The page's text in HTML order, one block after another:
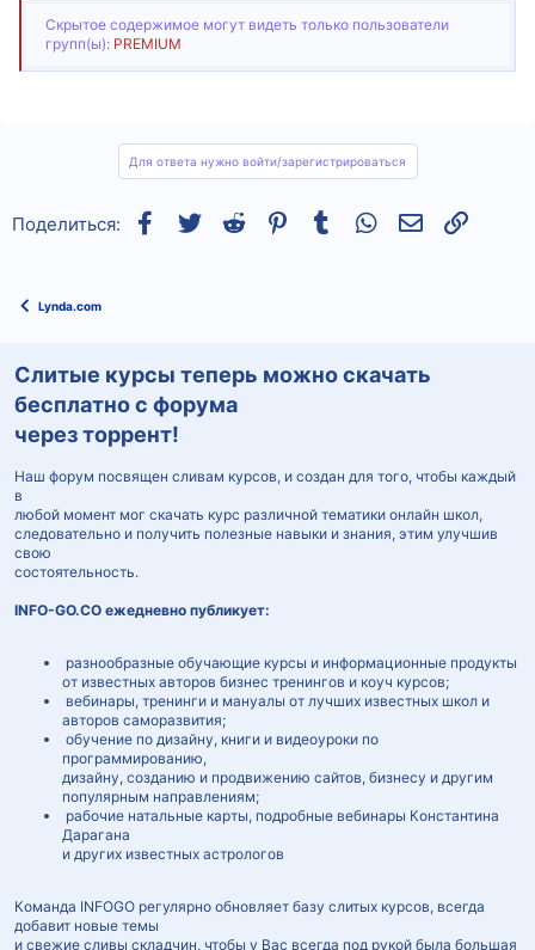
Скрытое содержимое могут видеть только пользователи
групп(ы): PREMIUM
Для ответа нужно войти/зарегистрироваться
Поделиться: Facebook
TwitterReddit Pinterest
Tumblr WhatsAppСсылка
Lynda.com
Слитые курсы теперь можно скачать
бесплатно с форума
через торрент!
Наш форум посвящен сливам курсов, и создан для того, чтобы каждый
в
любой момент мог скачать курс различной тематики онлайн школ,
следовательно и получить полезные навыки и знания, этим улучшив
свою
состоятельность.
INFO-GO.CO ежедневно публикует:
разнообразные обучающие курсы и информационные продукты
от известных авторов бизнес тренингов и коуч курсов;
вебинары, тренинги и мануалы от лучших известных школ и
авторов саморазвития;
обучение по дизайну, книги и видеоуроки по
программированию,
дизайну, созданию и продвижению сайтов, бизнесу и другим
популярным направлениям;
рабочие натальные карты, подробные вебинары Константина
Дарагана
и других известных астрологов
Команда INFOGO регулярно обновляет базу слитых курсов, всегда
добавит новые темы
и свежие сливы складчин, чтобы у Вас всегда под рукой была большая